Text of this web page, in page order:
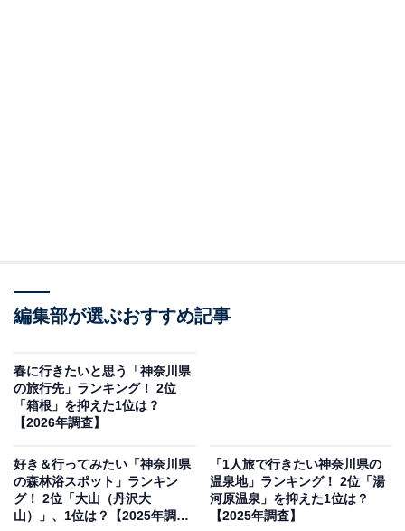
きます。
て学べるほか、屋外にはD51形蒸気機関車も展示されて
います。プラネタリウムのみ観覧料がかかり、一般400
円・高校大学生・65歳以上200円・中学生以下無料とリ
空に親しめるスポットです。
開館時間
編集部が選ぶおすすめ記事
春に行きたいと思う「神奈川県
の旅行先」ランキング！ 2位
「箱根」を抑えた1位は？
【2026年調査】
好き＆行ってみたい「神奈川県
の森林浴スポット」ランキン
グ！ 2位「大山（丹沢大
山）」、1位は？【2025年調
「1人旅で行きたい神奈川県の
温泉地」ランキング！ 2位「湯
河原温泉」を抑えた1位は？
【2025年調査】